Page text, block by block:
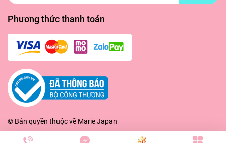
Phương thức thanh toán
© Bản quyền thuộc về Marie Japan